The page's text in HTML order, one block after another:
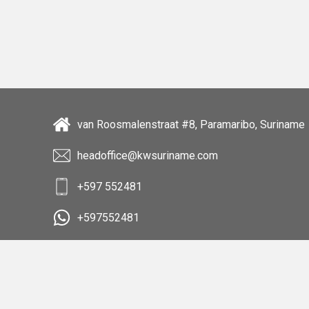
van Roosmalenstraat #8, Paramaribo, Suriname
headoffice@kwsuriname.com
+597 552481
+597552481